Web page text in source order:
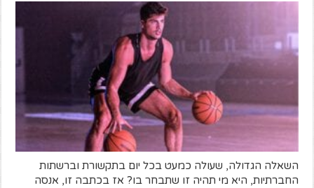
השאלה הגדולה, שעולה כמעט בכל יום בתקשורת וברשתות
החברתיות, היא מי תהיה זו שתבחר בו? אז בכתבה זו, אנסה